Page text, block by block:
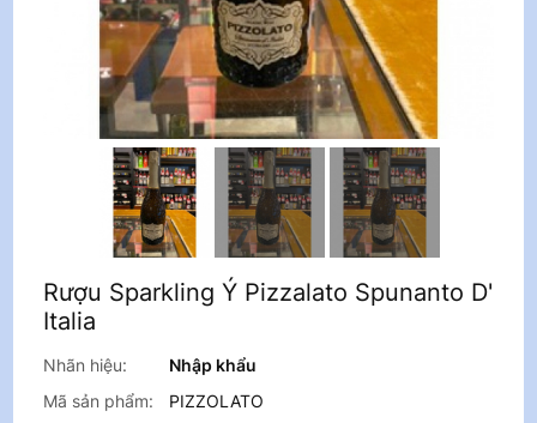
Rượu Sparkling Ý Pizzalato Spunanto D'
Italia
Nhãn hiệu:
Nhập khẩu
Mã sản phẩm:
PIZZOLATO